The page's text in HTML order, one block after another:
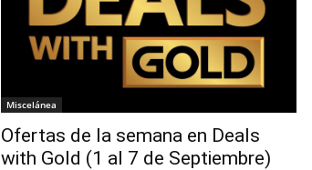
Miscelánea
Ofertas de la semana en Deals
with Gold (1 al 7 de Septiembre)